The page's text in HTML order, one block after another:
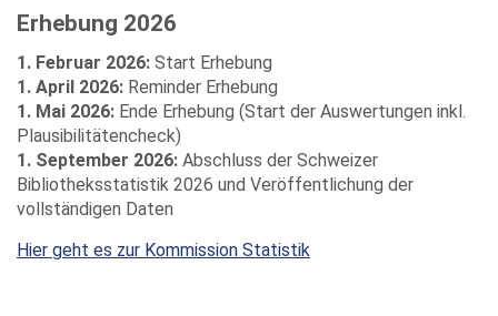
Erhebung 2026
1. Februar 2026: Start Erhebung
1. April 2026: Reminder Erhebung
1. Mai 2026: Ende Erhebung (Start der Auswertungen inkl.
Plausibilitätencheck)
1. September 2026: Abschluss der Schweizer
Bibliotheksstatistik 2026 und Veröffentlichung der
vollständigen Daten
Hier geht es zur Kommission Statistik